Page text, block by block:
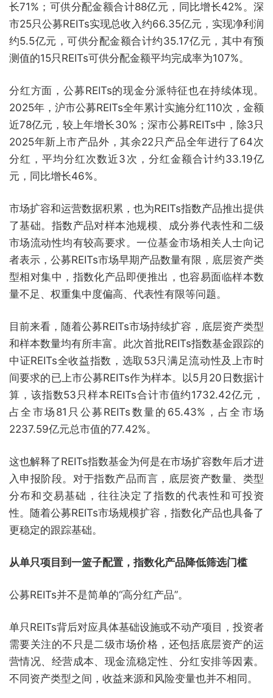
长71%；可供分配金额合计88亿元，同比增长42%。深
市25只公募REITs实现总收入约66.35亿元，实现净利润
约5.5亿元，可供分配金额合计约35.17亿元，其中有预
测值的15只REITs可供分配金额平均完成率为107%。
分红方面，公募REITs的现金分派特征也在持续体现。
2025年，沪市公募REITs全年累计实施分红110次，金额
近78亿元，较上年增长30%；深市公募REITs中，除3只
2025年新上市产品外，其余22只产品全年进行了64次
分红，平均分红次数近3次，分红金额合计约33.19亿
元，同比增长46%。
市场扩容和运营数据积累，也为REITs指数产品推出提供
了基础。指数产品对样本池规模、成分券代表性和二级
市场流动性均有较高要求。一位基金市场相关人士向记
者表示，公募REITs市场早期产品数量有限，底层资产类
型相对集中，指数化产品即便推出，也容易面临样本数
量不足、权重集中度偏高、代表性有限等问题。
目前来看，随着公募REITs市场持续扩容，底层资产类型
和样本数量均有所丰富。此次首批REITs指数基金跟踪的
中证REITs全收益指数，选取53只满足流动性及上市时
间要求的已上市公募REITs作为样本。以5月20日数据计
算，该指数53只样本REITs合计市值约1732.42亿元，
占全市场81只公募REITs数量的65.43%，占全市场
2237.59亿元总市值的77.42%。
这也解释了REITs指数基金为何是在市场扩容数年后才进
入申报阶段。对于指数产品而言，底层资产数量、类型
分布和交易基础，往往决定了指数的代表性和可投资
性。随着公募REITs市场规模扩容，指数化产品也具备了
更稳定的跟踪基础。
从单只项目到一篮子配置，指数化产品降低筛选门槛
公募REITs并不是简单的“高分红产品”。
单只REITs背后对应具体基础设施或不动产项目，投资者
需要关注的不只是二级市场价格，还包括底层资产的运
营情况、经营成本、现金流稳定性、分红安排等因素。
不同资产类型之间，收益来源和风险变量也并不相同。